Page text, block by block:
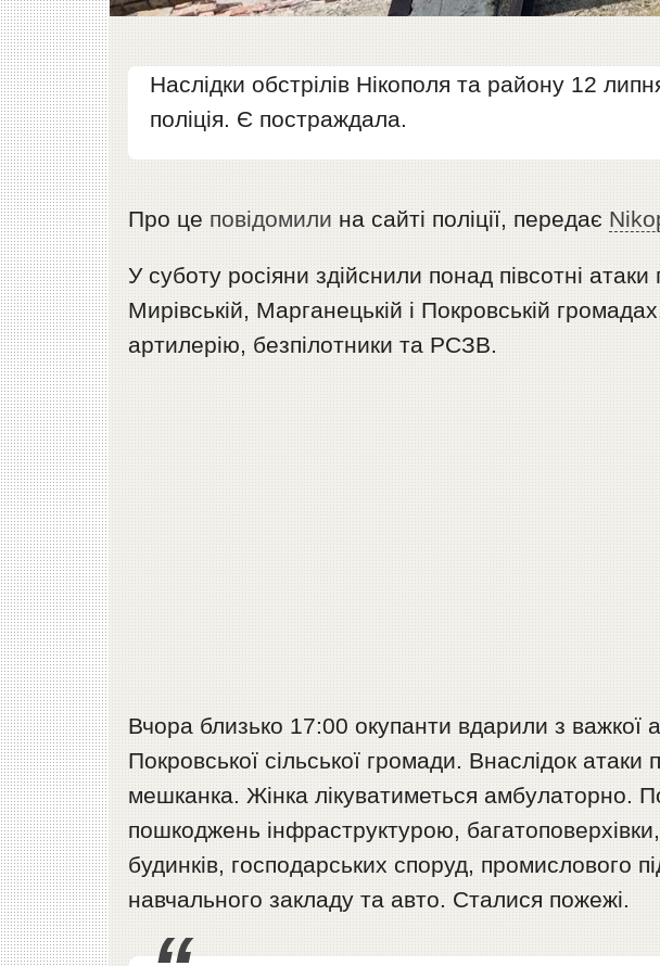
Наслідки обстрілів Нікополя та району 12
поліція. Є постраждала.
Про це повідомили на сайті поліції, передає
У суботу росіяни здійснили понад півсотні
Мирівській, Марганецькій і Покровській
артилерію, безпілотники та РСЗВ.
Вчора близько 17:00 окупанти вдарили з важкої
Покровської сільської громади. Внаслідок
мешканка. Жінка лікуватиметься амбулаторно.
пошкоджень інфраструктурою,
будинків, господарських споруд, промислового
навчального закладу та авто. Сталися пожежі.